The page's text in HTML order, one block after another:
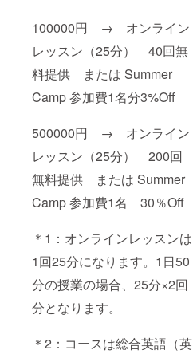
100000円 → オンライン
レッスン（25分） 40回無
料提供 または Summer
Camp 参加費1名分3%Off
500000円 → オンライン
レッスン（25分） 200回
無料提供 または Summer
Camp 参加費1名 30％Off
＊1：オンラインレッスンは
1回25分になります。1日50
分の授業の場合、25分×2回
分となります。
＊2：コースは総合英語（英